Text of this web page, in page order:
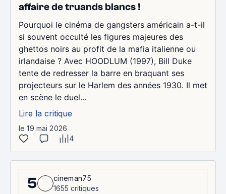
affaire de truands blancs !
Pourquoi le cinéma de gangsters américain a-t-il
si souvent occulté les figures majeures des
ghettos noirs au profit de la mafia italienne ou
irlandaise ? Avec HOODLUM (1997), Bill Duke
tente de redresser la barre en braquant ses
projecteurs sur le Harlem des années 1930. Il met
en scène le duel...
Lire la critique
le 19 mai 2026
4
5
cineman75
1655 critiques